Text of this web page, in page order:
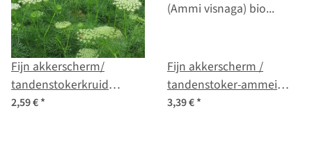
Fijn akkerscherm/
tandenstokerkruid
(Ammi visnaga) zaden
2,59 €*
Fijn akkerscherm /
tandenstoker-ammei
(Ammi visnaga) bio zaad
3,39 €*